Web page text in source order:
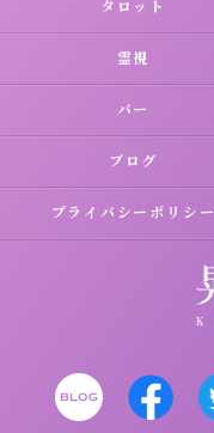
タロット
霊視
バー
ブログ
プライバシーポリシー